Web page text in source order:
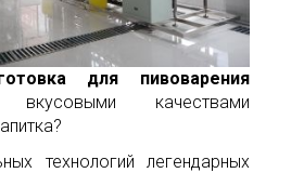
для пивоварения
качествами
технологий легендарных